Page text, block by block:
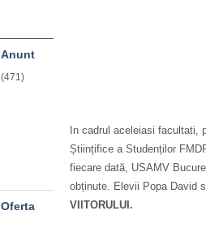
In cadrul aceleiasi facultati,
Științifice a Studenților
fiecare dată, USAMV
obținute. Elevii Popa David
VIITORULUI.
Anunt
(471)
Oferta